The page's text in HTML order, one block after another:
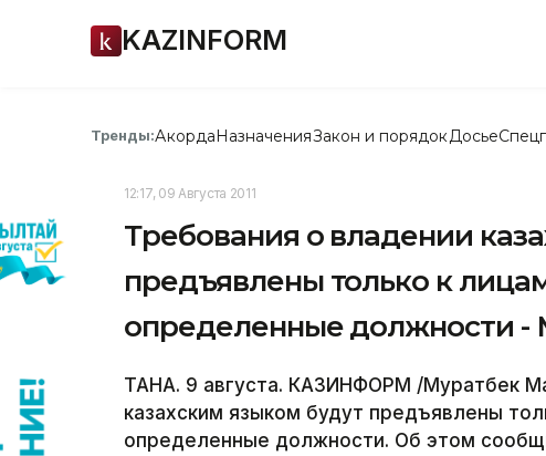
KAZINFORM
Тренды:АкордаНазначенияЗакон и порядок Досье
12:17, 09 Августа 2011
Требования о владении
предъявлены только к
определенные должности -
ТАНА. 9 августа. КАЗИНФОРМ /Муратбек
казахским языком будут предъявлены
определенные должности. Об этом